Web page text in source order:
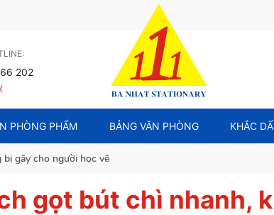
202
PHÒNG PHẨM BẢNG VĂN PHÒNG KHẮC
gãy cho người học vẽ
gọt bút chì nhanh,